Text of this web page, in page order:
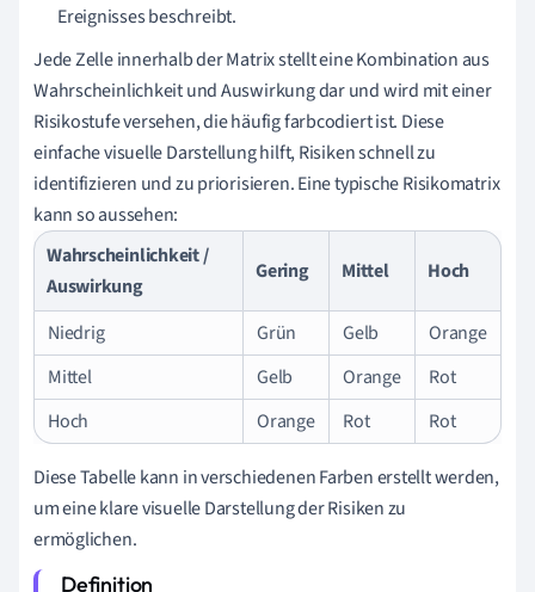
Ereignisses beschreibt.
Jede Zelle innerhalb der Matrix stellt eine Kombination aus
Wahrscheinlichkeit und Auswirkung dar und wird mit einer
Risikostufe versehen, die häufig farbcodiert ist. Diese
einfache visuelle Darstellung hilft, Risiken schnell zu
identifizieren und zu priorisieren. Eine typische Risikomatrix
kann so aussehen:
Wahrscheinlichkeit /
Auswirkung
Gering Mittel Hoch
Niedrig Grün Gelb
Orange
Mittel
Gelb Orange
Rot
Hoch
Orange Rot Rot
Diese Tabelle kann in verschiedenen Farben erstellt werden,
um eine klare visuelle Darstellung der Risiken zu
ermöglichen.